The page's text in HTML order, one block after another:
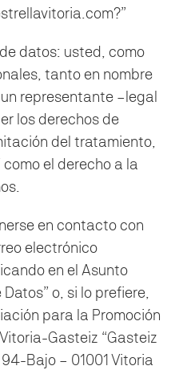
datos: usted, como
tanto en nombre
representante –legal
los derechos de
del tratamiento,
el derecho a la
en contacto con
electrónico
en el Asunto
o, si lo prefiere,
para la Promoción
Gasteiz “Gasteiz
Bajo – 01001 Vitoria